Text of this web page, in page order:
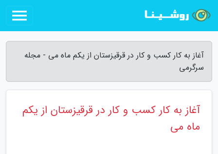
آغاز به کار کسب و کار در قرقیزستان از یکم ماه می - مجله
سرگرمی
آغاز به کار کسب و کار در قرقیزستان از یکم
ماه می